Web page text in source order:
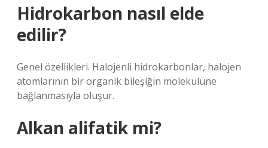
Hidrokarbon nasıl elde
edilir?
Genel özellikleri. Halojenli hidrokarbonlar, halojen
atomlarının bir organik bileşiğin molekülüne
bağlanmasıyla oluşur.
Alkan alifatik mi?